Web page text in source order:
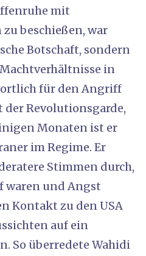
mit
beschießen, war
Botschaft, sondern
in
für den Angriff
Revolutionsgarde,
Monaten ist er
im Regime. Er
Stimmen durch,
waren und Angst
Kontakt zu den USA
auf ein
So überredete Wahidi